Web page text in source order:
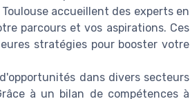
accueillent des experts en
parcours et vos aspirations. Ces
stratégies pour booster votre
dans divers secteurs
à un bilan de compétences à